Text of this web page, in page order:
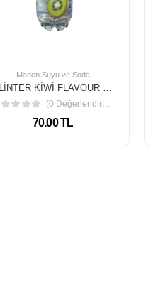
Maden Suyu ve Soda
GLİNTER KİWİ FLAVOUR 350 ML
(0 Değerlendirme)
70.00 TL